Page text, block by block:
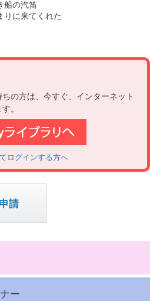
船の汽笛
りに来てくれた
の方は、今すぐ、インターネット
。
ログインする方へ
請
ー